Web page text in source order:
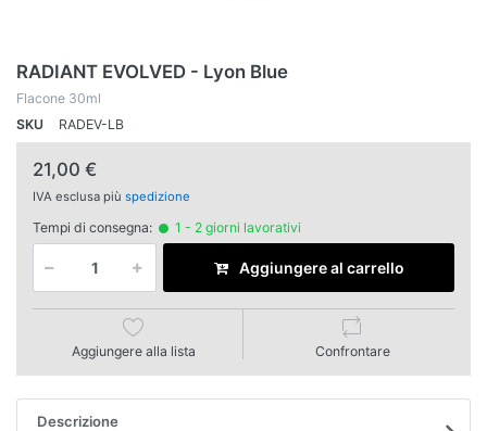
RADIANT EVOLVED - Lyon Blue
Flacone 30ml
SKU
RADEV-LB
21,00 €
IVA esclusa più spedizione
Tempi di consegna: 1 - 2 giorni lavorativi
Aggiungere al carrello
Aggiungere alla lista Confrontare
Descrizione